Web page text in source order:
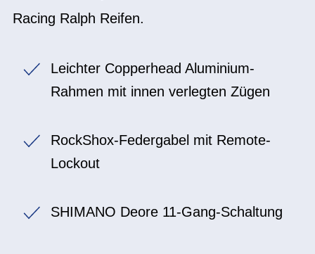
Racing Ralph Reifen.
Leichter Copperhead Aluminium-
Rahmen mit innen verlegten Zügen
RockShox-Federgabel mit Remote-
Lockout
SHIMANO Deore 11-Gang-Schaltung